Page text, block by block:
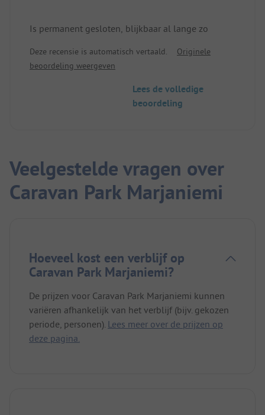
Is permanent gesloten, blijkbaar al lange zo
Deze recensie is automatisch vertaald.
Originele
beoordeling weergeven
Lees de volledige
beoordeling
Veelgestelde vragen over
Caravan Park Marjaniemi
Hoeveel kost een verblijf op
Caravan Park Marjaniemi?
De prijzen voor Caravan Park Marjaniemi kunnen
variëren afhankelijk van het verblijf (bijv. gekozen
periode, personen). Lees meer over de prijzen op
deze pagina.